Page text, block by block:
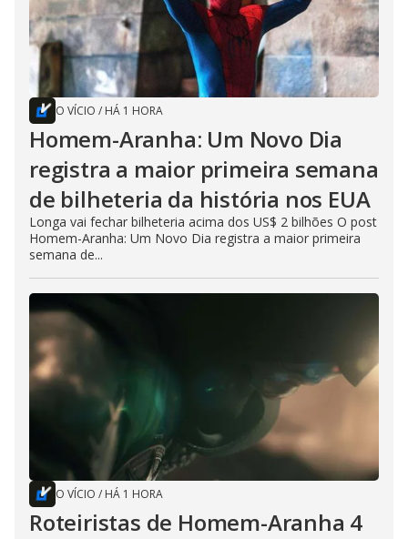
O VÍCIO / HÁ 1 HORA
Homem-Aranha: Um Novo Dia
registra a maior primeira semana
de bilheteria da história nos EUA
Longa vai fechar bilheteria acima dos US$ 2 bilhões O post
Homem-Aranha: Um Novo Dia registra a maior primeira
semana de...
O VÍCIO / HÁ 1 HORA
Roteiristas de Homem-Aranha 4